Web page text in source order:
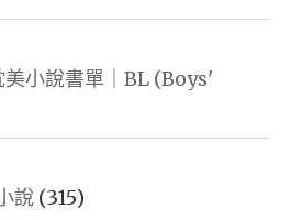
美小說書單｜BL (Boys'
說 (315)